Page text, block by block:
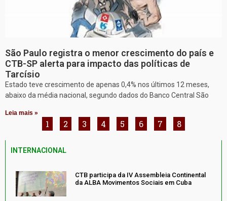
São Paulo registra o menor crescimento do país e
CTB-SP alerta para impacto das políticas de
Tarcísio
Estado teve crescimento de apenas 0,4% nos últimos 12 meses,
abaixo da média nacional, segundo dados do Banco Central São
Leia mais »
1 2 3 4 5 6 7 8
INTERNACIONAL
CTB participa da IV Assembleia Continental
da ALBA Movimentos Sociais em Cuba